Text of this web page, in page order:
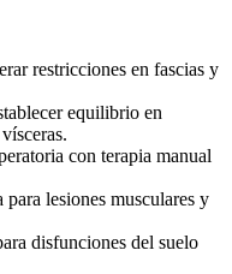
restricciones en fascias y
equilibrio en
con terapia manual
lesiones musculares y
disfunciones del suelo